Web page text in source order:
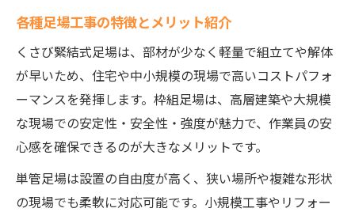
各種足場工事の特徴とメリット紹介
くさび緊結式足場は、部材が少なく軽量で組立てや解体
が早いため、住宅や中小規模の現場で高いコストパフォ
ーマンスを発揮します。枠組足場は、高層建築や大規模
な現場での安定性・安全性・強度が魅力で、作業員の安
心感を確保できるのが大きなメリットです。
単管足場は設置の自由度が高く、狭い場所や複雑な形状
の現場でも柔軟に対応可能です。小規模工事やリフォー